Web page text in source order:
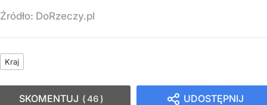
Źródło: DoRzeczy.pl
Kraj
UDOSTĘPNIJ
SKOMENTUJ 46